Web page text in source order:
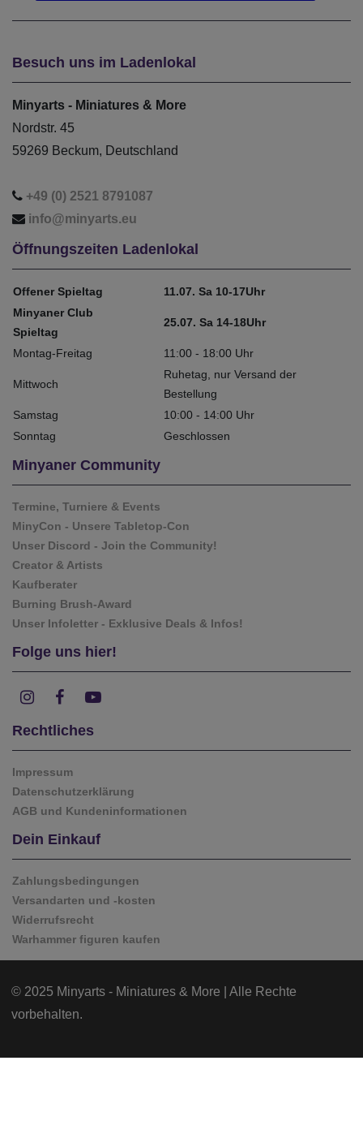
Besuch uns im Ladenlokal
Minyarts - Miniatures & More
Nordstr. 45
59269 Beckum, Deutschland
+49 (0) 2521 8791087
info@minyarts.eu
Öffnungszeiten Ladenlokal
Offener Spieltag
11.07. Sa 10-17Uhr
Minyaner Club
Spieltag
25.07. Sa 14-18Uhr
Montag-Freitag 11:00 - 18:00 Uhr
Mittwoch
Ruhetag, nur Versand der
Bestellung
Samstag
10:00 - 14:00 Uhr
Sonntag
Geschlossen
Minyaner Community
Termine, Turniere & Events
MinyCon - Unsere Tabletop-Con
Unser Discord - Join the Community!
Creator & Artists
Kaufberater
Burning Brush-Award
Unser Infoletter - Exklusive Deals & Infos!
Folge uns hier!
Rechtliches
Impressum
Datenschutzerklärung
AGB und Kundeninformationen
Dein Einkauf
Zahlungsbedingungen
Versandarten und -kosten
Widerrufsrecht
Warhammer figuren kaufen
© 2025 Minyarts - Miniatures & More | Alle Rechte
vorbehalten.